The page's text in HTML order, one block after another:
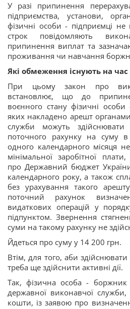
У разі припинення
підприємства, установи,
фізичні особи - підприємці
строк повідомляють
припинення виплат та
проживання чи навчання
Які обмеження існують на час
При цьому закон про
встановлює, що до
воєнного стану фізичні
яких накладено арешт
служби можуть здійснювати
поточного рахунку на суму
одного календарного місяця
мінімальної заробітної
про Державний бюджет
календарного року, а також
без урахування такого
поточний рахунок
видаткових операцій у
підпунктом. Звернення
суми на такому рахунку не
Йдеться про суму у 14 200 грн.
Втім, для того, аби здійснювати
треба ще здійснити активні дії.
Так, фізична особа - боржник
державної виконавчої
кошти, із заявою про